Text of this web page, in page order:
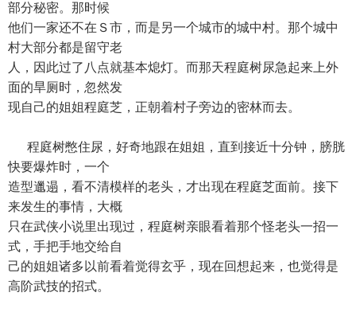
部分秘密。那时候
他们一家还不在Ｓ市，而是另一个城市的城中村。那个城中
村大部分都是留守老
人，因此过了八点就基本熄灯。而那天程庭树尿急起来上外
面的旱厕时，忽然发
现自己的姐姐程庭芝，正朝着村子旁边的密林而去。
程庭树憋住尿，好奇地跟在姐姐，直到接近十分钟，膀胱
快要爆炸时，一个
造型邋遢，看不清模样的老头，才出现在程庭芝面前。接下
来发生的事情，大概
只在武侠小说里出现过，程庭树亲眼看着那个怪老头一招一
式，手把手地交给自
己的姐姐诸多以前看着觉得玄乎，现在回想起来，也觉得是
高阶武技的招式。